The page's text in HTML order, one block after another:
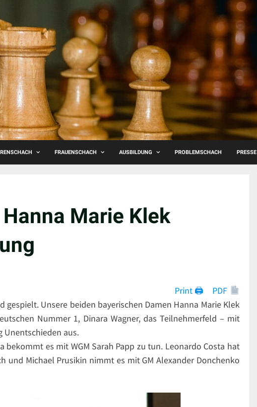
FRAUENSCHACH AUSBILDUNG PROBLEMSCHACH PRESSE
Marie Klek
Print 🖨
PDF
gespielt. Unsere beiden bayerischen Damen Hanna Marie Klek
Nummer 1, Dinara Wagner, das Teilnehmerfeld – mit
Unentschieden aus.
es mit WGM Sarah Papp zu tun. Leonardo Costa hat
und Michael Prusikin nimmt es mit GM Alexander Donchenko